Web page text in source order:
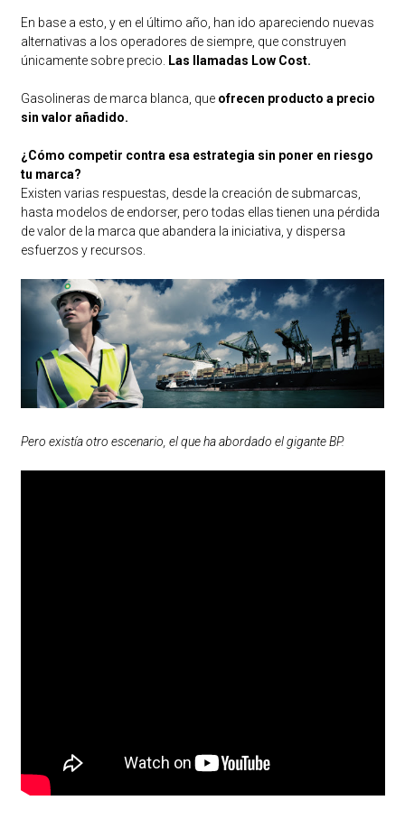
En base a esto, y en el último año, han ido apareciendo nuevas
alternativas a los operadores de siempre, que construyen
únicamente sobre precio.
Las llamadas Low Cost.
Gasolineras de marca blanca, que ofrecen producto a precio
sin valor añadido.
¿Cómo competir contra esa estrategia sin poner en riesgo
tu marca?
Existen varias respuestas, desde la creación de submarcas,
hasta modelos de endorser, pero todas ellas tienen una pérdida
de valor de la marca que abandera la iniciativa, y dispersa
esfuerzos y recursos.
Pero existía otro escenario, el que ha abordado el gigante BP.